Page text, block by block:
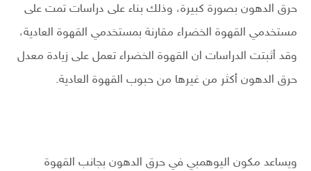
حرق الدهون بصورة كبيرة، وذلك بناء على دراسات تمت على
مستخدمي القهوة الخضراء مقارنة بمستخدمي القهوة العادية،
وقد أثبتت الدراسات ان القهوة الخضراء تعمل على زيادة معدل
حرق الدهون أكثر من غيرها من حبوب القهوة العادية.
ويساعد مكون اليوهمبي في حرق الدهون بجانب القهوة